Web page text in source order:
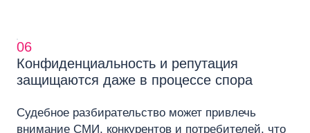
06
Конфиденциальность и репутация
защищаются даже в процессе спора
Судебное разбирательство может привлечь
внимание СМИ, конкурентов и потребителей, что